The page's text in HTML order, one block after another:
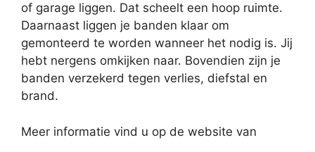
of garage liggen. Dat scheelt een hoop ruimte.
Daarnaast liggen je banden klaar om
gemonteerd te worden wanneer het nodig is. Jij
hebt nergens omkijken naar. Bovendien zijn je
banden verzekerd tegen verlies, diefstal en
brand.
Meer informatie vind u op de website van